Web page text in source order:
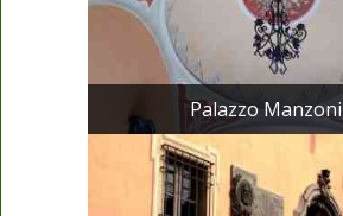
Palazzo Manzoni